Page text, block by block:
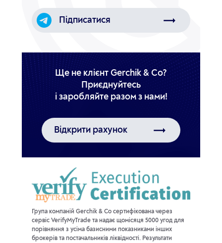
Підписатися
Ще не клієнт Gerchik & Co?
Приєднуйтесь
Відкрити рахунок
Група компаній Gerchik & Co сертифікована через
сервіс VerifyMyTrade та надає щомісяця 5000 угод для
порівняння з усіма базисними показниками інших
брокерів та постачальників ліквідності. Результати